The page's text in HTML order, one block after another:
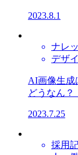
2023.8.1
ナレ
デザ
AI画像生成
どうなん？
2023.7.25
採用